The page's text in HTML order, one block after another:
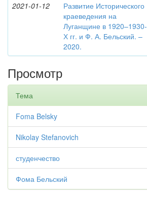
2021-01-12
Развитие Исторического
краеведения на
Луганщине в 1920–1930-
Х гг. и Ф. А. Бельский. –
2020.
Просмотр
Тема
Foma Belsky
Nikolay Stefanovich
студенчество
Фома Бельский